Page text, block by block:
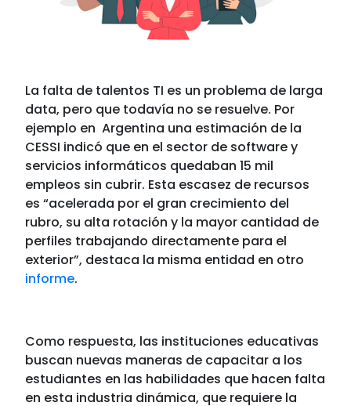
La falta de talentos TI es un problema de larga
data, pero que todavía no se resuelve. Por
ejemplo en Argentina una estimación de la
CESSI indicó que en el sector de software y
servicios informáticos quedaban 15 mil
empleos sin cubrir. Esta escasez de recursos
es “acelerada por el gran crecimiento del
rubro, su alta rotación y la mayor cantidad de
perfiles trabajando directamente para el
exterior”, destaca la misma entidad en otro
informe.
Como respuesta, las instituciones educativas
buscan nuevas maneras de capacitar a los
estudiantes en las habilidades que hacen falta
en esta industria dinámica, que requiere la